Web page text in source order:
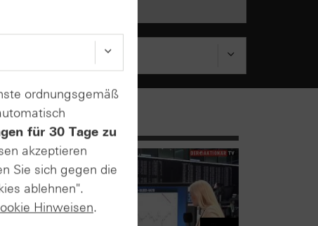
ordnungsgemäß
für 30 Tage zu
akzeptieren
Sie sich gegen die
ablehnen".
Hinweisen.